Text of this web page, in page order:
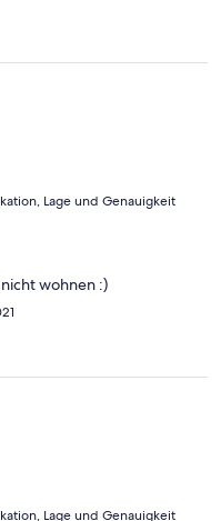
Lage und Genauigkeit
wohnen :)
Lage und Genauigkeit